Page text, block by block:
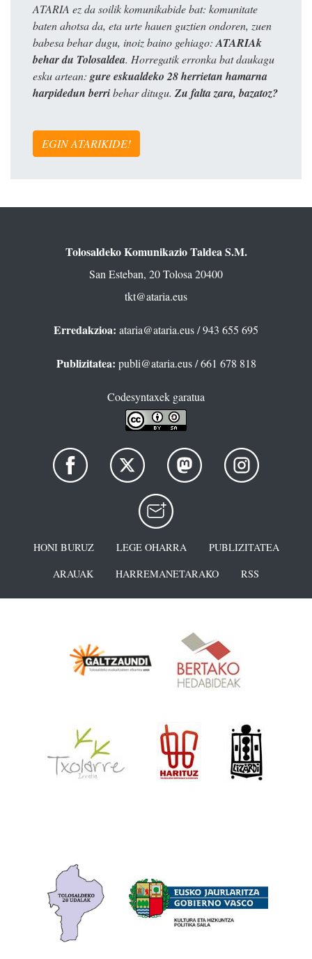
ATARIA ez da soilik komunikabide bat: komunitate
baten ahotsa da, eta urte hauen guztien ondoren, zuen
babesa behar dugu, inoiz baino gehiago: ATARIAk
behar du Tolosaldea. Horregatik erronka bat daukagu
esku artean: gure eskualdeko 28 herrietan hamarna
harpidedun berribehar ditugu. Zu falta zara, bazatoz?
EGIN ATARIKIDE!
Tolosaldeko Komunikazio Taldea S.M.
San Esteban, 20 Tolosa 20400
tkt@ataria.eus
Erredakzioa: ataria@ataria.eus/ 943 655 695
Publizitatea: publi@ataria.eus/ 661 678 818
Codesyntaxek garatua
HONI BURUZ LEGE OHARRA
PUBLIZITATEA
ARAUAK
HARREMANETARAKO RSS